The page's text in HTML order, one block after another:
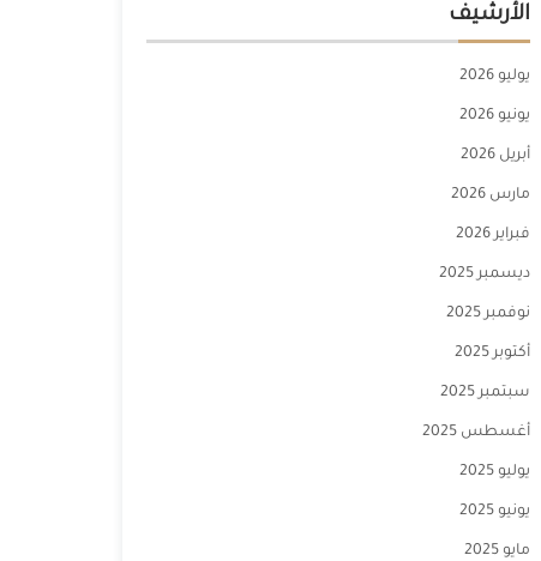
الأرشيف
يوليو 2026
يونيو 2026
أبريل 2026
مارس 2026
فبراير 2026
ديسمبر 2025
نوفمبر 2025
أكتوبر 2025
سبتمبر 2025
أغسطس 2025
يوليو 2025
يونيو 2025
مايو 2025